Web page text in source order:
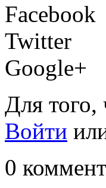
Facebook
Twitter
Google+
Для того,
Войти
0